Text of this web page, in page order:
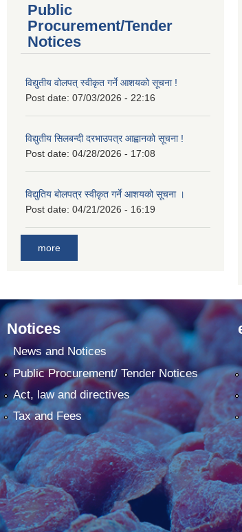
Public
Procurement/Tender
Notices
विद्युतीय वोलपत् स्वीकृत गर्ने आशयको सूचना !
Post date: 07/03/2026 - 22:16
विद्युतीय सिलबन्दी दरभाउपत्र आह्वानको सूचना !
Post date: 04/28/2026 - 17:08
विद्युतिय बोलपत्र स्वीकृत गर्ने आशयको सूचना ।
Post date: 04/21/2026 - 16:19
more
Notices
News and Notices
Public Procurement/ Tender Notices
Act, law and directives
Tax and Fees